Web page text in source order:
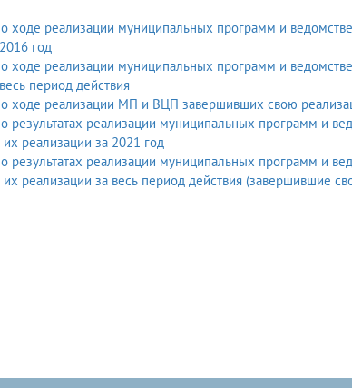
ходе реализации муниципальных программ и
год
ходе реализации муниципальных программ и
период действия
о ходе реализации МП и ВЦП завершивших свою
результатах реализации муниципальных программ и
реализации за 2021 год
результатах реализации муниципальных программ и
реализации за весь период действия (завершившие